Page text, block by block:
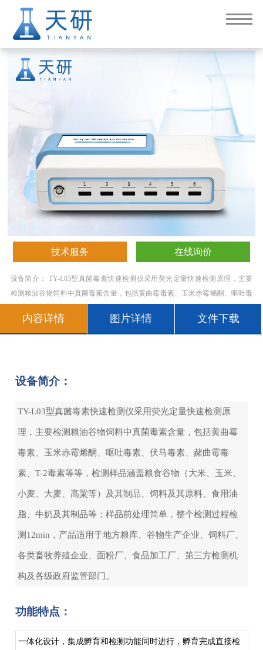
高智能真菌毒素检测仪
技术服务 在线询价
设备简介： TY-L03型真菌毒素快速检测仪采用荧光定量快速检测原理，主要
检测粮油谷物饲料中真菌毒素含量，包括黄曲霉毒素、玉米赤霉烯酮、呕吐毒
米、小麦、大麦、高粱等）及其制品、饲料及其原料、食用油脂、牛奶及其制
内容详情 图片详情 文件下载
设备简介：
TY-L03型真菌毒素快速检测仪采用荧光定量快速检测原
理，主要检测粮油谷物饲料中真菌毒素含量，包括黄曲霉
毒素、玉米赤霉烯酮、呕吐毒素、伏马毒素、赭曲霉毒
素、T-2毒素等等，检测样品涵盖粮食谷物（大米、玉米、
小麦、大麦、高粱等）及其制品、饲料及其原料、食用油
脂、牛奶及其制品等；样品前处理简单，整个检测过程检
测12min，产品适用于地方粮库、谷物生产企业、饲料厂、
各类畜牧养殖企业、面粉厂、食品加工厂、第三方检测机
构及各级政府监管部门。
功能特点：
一体化设计，集成孵育和检测功能同时进行，孵育完成直接检